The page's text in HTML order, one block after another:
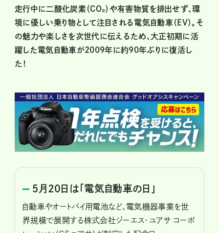
走行中に二酸化炭素（CO₂）や有害物質を排出せず、環
境に優しい乗り物として注目される電気自動車（EV）。そ
の魅力や楽しさを次世代に伝えるため、大正初期に活
躍した電気自動車が2009年に約90年ぶりに復活し
た！
５月20日は「電気自動車の日」
自動車やオートバイ用電池など、電気機器事業を世
界規模で展開する株式会社ジーエス・ユアサ コーポ